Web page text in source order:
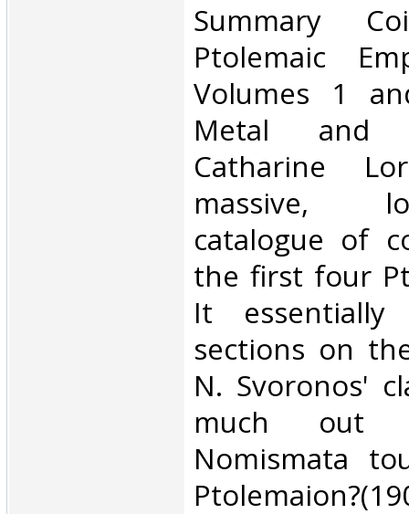
‎Summary
Ptolemaic
Volumes 1
Metal and
Catharine
massive,
catalogue of
the first four
It
sections on
N. Svoronos'
much out
Nomismata